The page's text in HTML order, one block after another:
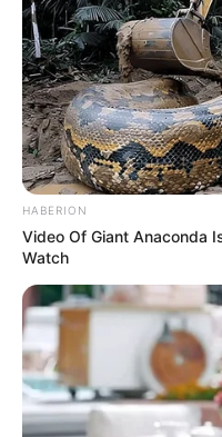
Familles
HABERION
Video Of Giant Anaconda
Watch